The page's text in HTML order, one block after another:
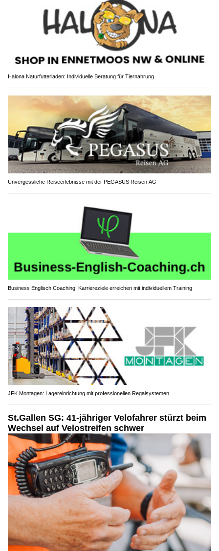
Halona Naturfutterladen: Individuelle Beratung für Tiernahrung
Unvergessliche Reiseerlebnisse mit der PEGASUS Reisen AG
Business Englisch Coaching: Karriereziele erreichen mit individuellem Training
JFK Montagen: Lagereinrichtung mit professionellen Regalsystemen
St.Gallen SG: 41-jähriger Velofahrer stürzt beim
Wechsel auf Velostreifen schwer